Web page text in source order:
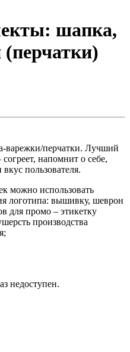
шапка,
варежки/перчатки. Лучший
напомнит о себе,
пользователя.
можно использовать
логотипа: вышивку, шеврон
для промо – этикетку
производства
недоступен.